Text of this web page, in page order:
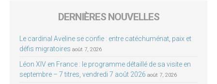
DERNIÈRES NOUVELLES
Le cardinal Aveline se confie : entre catéchuménat, paix et
défis migratoires août 7, 2026
Léon XIV en France : le programme détaillé de sa visite en
septembre – 7 titres, vendredi 7 août 2026 août 7, 2026